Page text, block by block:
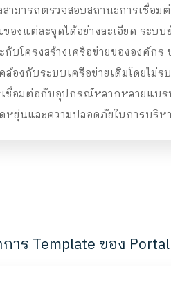
สามารถตรวจสอบสถานะการเชื่อ
แต่ละจุดได้อย่างละเอียด ระบบ
กับโครงสร้างเครือข่ายขององค์กร
องกับระบบเครือข่ายเดิมโดยไม่ร
ชื่อมต่อกับอุปกรณ์หลากหลายแบร
หยุ่นและความปลอดภัยในการบริห
ร Template ของ Portal